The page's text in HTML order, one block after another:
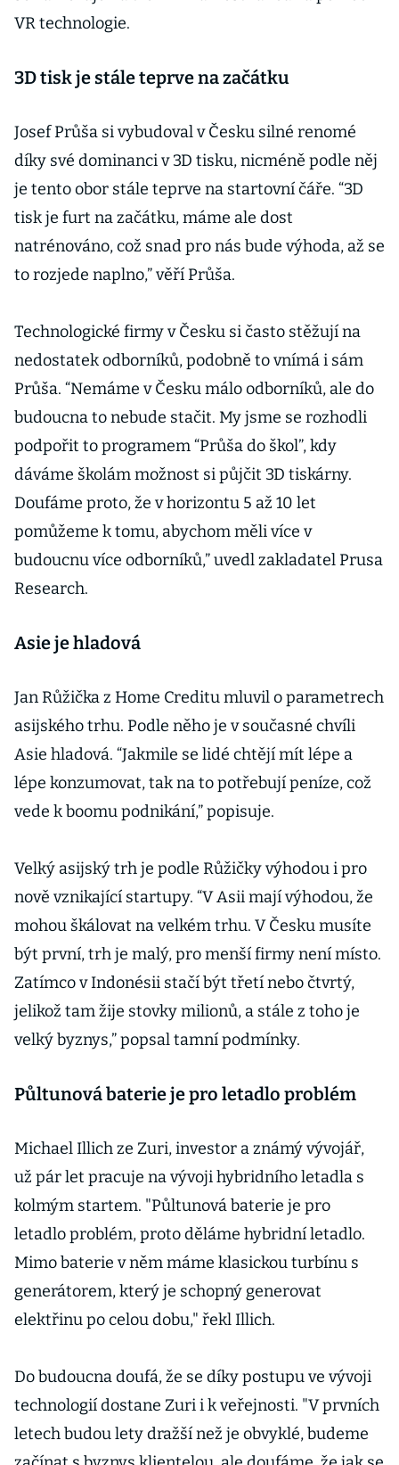
VR technologie.
3D tisk je stále teprve na začátku
Josef Průša si vybudoval v Česku silné renomé
díky své dominanci v 3D tisku, nicméně podle něj
je tento obor stále teprve na startovní čáře. “3D
tisk je furt na začátku, máme ale dost
natrénováno, což snad pro nás bude výhoda, až se
to rozjede naplno,” věří Průša.
Technologické firmy v Česku si často stěžují na
nedostatek odborníků, podobně to vnímá i sám
Průša. “Nemáme v Česku málo odborníků, ale do
budoucna to nebude stačit. My jsme se rozhodli
podpořit to programem “Průša do škol”, kdy
dáváme školám možnost si půjčit 3D tiskárny.
Doufáme proto, že v horizontu 5 až 10 let
pomůžeme k tomu, abychom měli více v
budoucnu více odborníků,” uvedl zakladatel Prusa
Research.
Asie je hladová
Jan Růžička z Home Creditu mluvil o parametrech
asijského trhu. Podle něho je v současné chvíli
Asie hladová. “Jakmile se lidé chtějí mít lépe a
lépe konzumovat, tak na to potřebují peníze, což
vede k boomu podnikání,” popisuje.
Velký asijský trh je podle Růžičky výhodou i pro
nově vznikající startupy. “V Asii mají výhodou, že
mohou škálovat na velkém trhu. V Česku musíte
být první, trh je malý, pro menší firmy není místo.
Zatímco v Indonésii stačí být třetí nebo čtvrtý,
jelikož tam žije stovky milionů, a stále z toho je
velký byznys,” popsal tamní podmínky.
Půltunová baterie je pro letadlo problém
Michael Illich ze Zuri, investor a známý vývojář,
už pár let pracuje na vývoji hybridního letadla s
kolmým startem. "Půltunová baterie je pro
letadlo problém, proto děláme hybridní letadlo.
Mimo baterie v něm máme klasickou turbínu s
generátorem, který je schopný generovat
elektřinu po celou dobu," řekl Illich.
Do budoucna doufá, že se díky postupu ve vývoji
technologií dostane Zuri i k veřejnosti. "V prvních
letech budou lety dražší než je obvyklé, budeme